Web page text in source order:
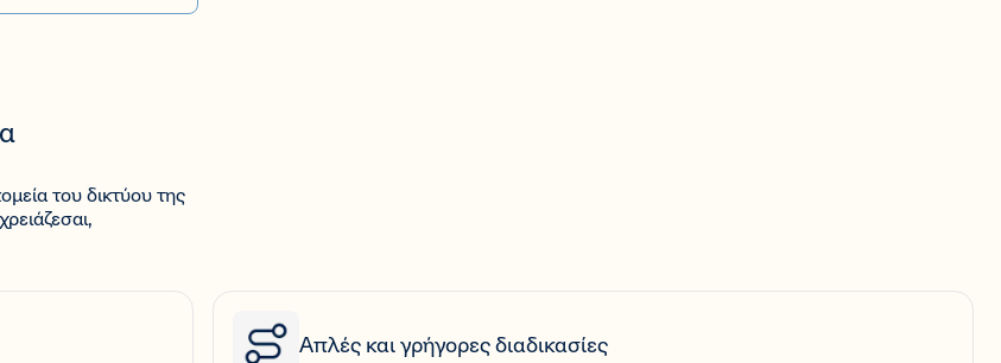
του δικτύου της
Απλές και γρήγορες διαδικασίες